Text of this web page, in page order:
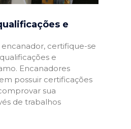
e
certifique-se
e
Encanadores
possuir certificações
sua
de trabalhos